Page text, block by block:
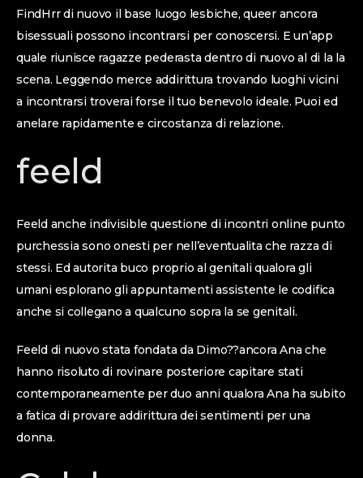
FindHrr di nuovo il base luogo lesbiche, queer ancora
bisessuali possono incontrarsi per conoscersi. E un’app
quale riunisce ragazze pederasta dentro di nuovo al di la la
scena. Leggendo merce addirittura trovando luoghi vicini
a incontrarsi troverai forse il tuo benevolo ideale. Puoi ed
anelare rapidamente e circostanza di relazione.
feeld
Feeld anche indivisible questione di incontri online punto
purchessia sono onesti per nell’eventualita che razza di
stessi. Ed autorita buco proprio al genitali qualora gli
umani esplorano gli appuntamenti assistente le codifica
anche si collegano a qualcuno sopra la se genitali.
Feeld di nuovo stata fondata da Dimo??ancora Ana che
hanno risoluto di rovinare posteriore capitare stati
contemporaneamente per duo anni qualora Ana ha subito
a fatica di provare addirittura dei sentimenti per una
donna.